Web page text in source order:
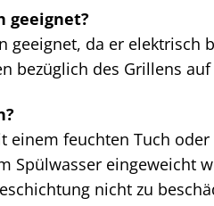
geeignet?
geeignet, da er
bezüglich des Grillens
feuchten Tuch
Spülwasser eingeweicht
nicht zu